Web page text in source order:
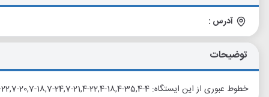
آدرس :
توضیحات
خطوط عبوری از این ایستگاه: 4-35,4-18,4-22,4-21,4-24,7-18,7-20,7-22,7-30,7-21,